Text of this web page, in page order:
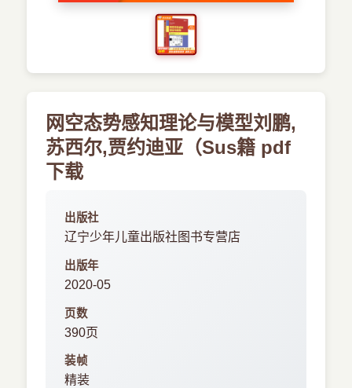
网空态势感知理论与模型刘鹏,
苏西尔,贾约迪亚（Sus籍 pdf
下载
出版社
辽宁少年儿童出版社图书专营店
出版年
2020-05
页数
390页
装帧
精装